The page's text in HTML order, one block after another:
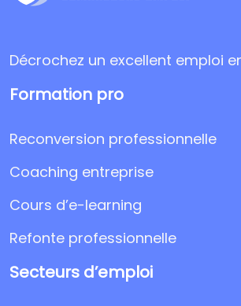
Décrochez un excellent emploi
Formation pro
Reconversion professionnelle
Coaching entreprise
Cours d’e-learning
Refonte professionnelle
Secteurs d’emploi